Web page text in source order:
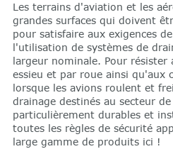
Les terrains d'aviation et les
grandes surfaces qui doivent
pour satisfaire aux exigences
l'utilisation de systèmes de
largeur nominale. Pour résister
essieu et par roue ainsi qu'aux
lorsque les avions roulent et
drainage destinés au secteur
particulièrement durables et
toutes les règles de sécurité
large gamme de produits ici !